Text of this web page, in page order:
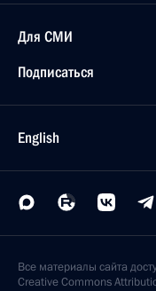
Для СМИ
Подписаться
English
Все материалы сайта
Creative Commons